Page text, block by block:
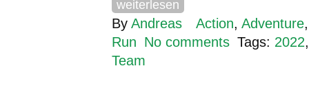
weiterlesen
By Andreas Action, Adventure
Run No comments Tags: 2022
Team